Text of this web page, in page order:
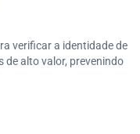
verificar a identidade de
de alto valor, prevenindo